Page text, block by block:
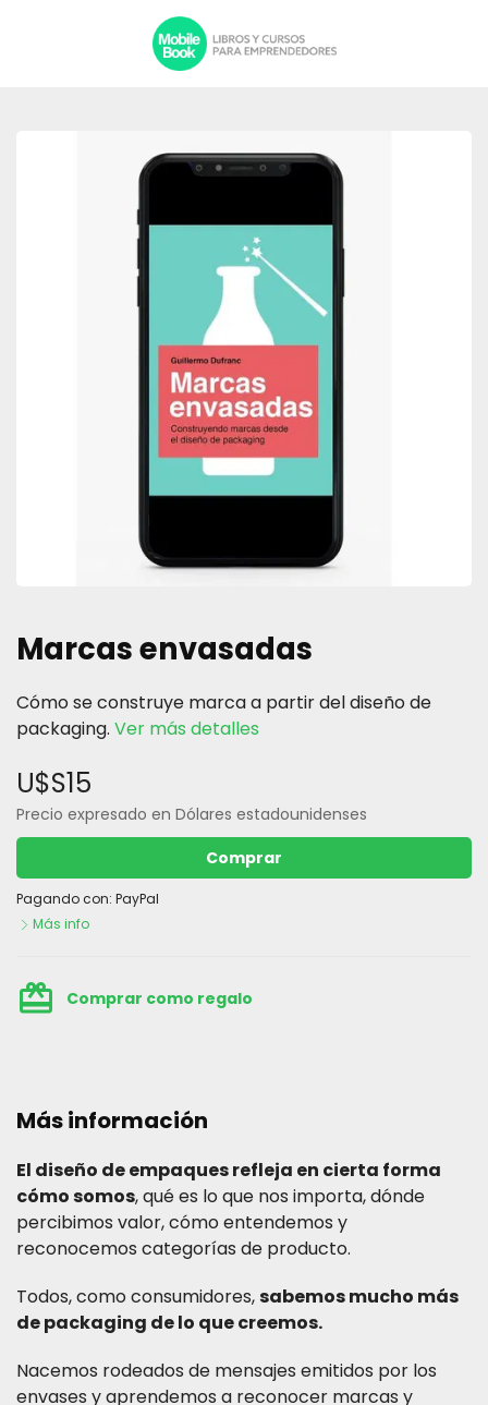
Marcas envasadas
Cómo se construye marca a partir del diseño de
packaging. Ver más detalles
U$S15
Precio expresado en Dólares estadounidenses
Comprar
Pagando con: PayPal
Más info
card_giftcard Comprar como regalo
Más información
El diseño de empaques refleja en cierta forma
cómo somos, qué es lo que nos importa, dónde
percibimos valor, cómo entendemos y
reconocemos categorías de producto.
Todos, como consumidores,sabemos mucho más
de packaging de lo que creemos.
Nacemos rodeados de mensajes emitidos por los
envases y aprendemos a reconocer marcas y